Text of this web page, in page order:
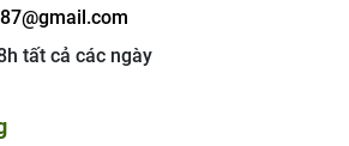
tất cả các ngày